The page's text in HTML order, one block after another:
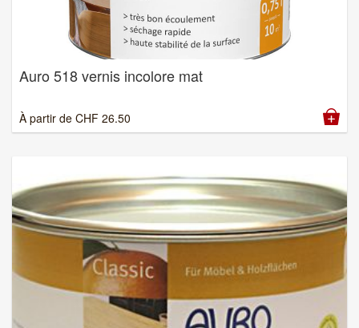
Auro 518 vernis incolore mat
À partir de CHF 26.50